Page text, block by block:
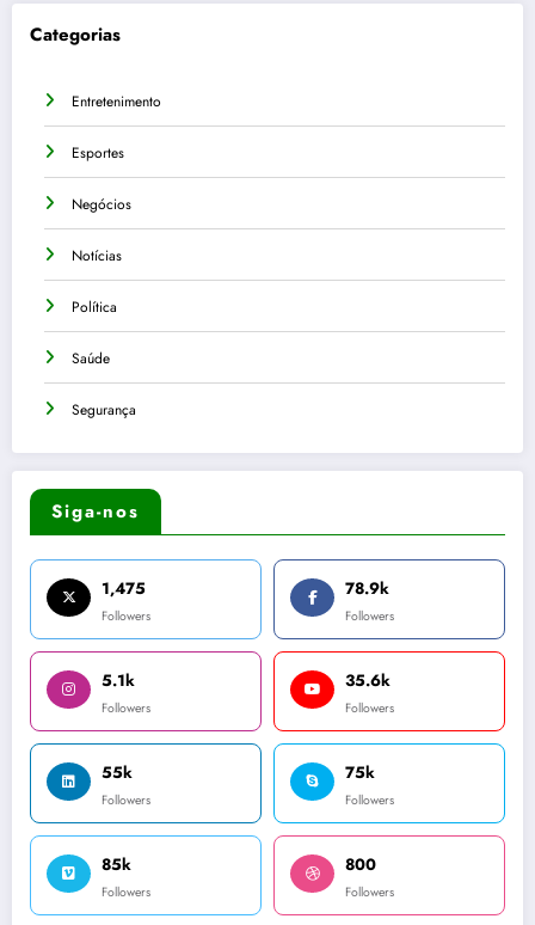
Categorias
Entretenimento
Esportes
Negócios
Notícias
Política
Saúde
Segurança
Siga-nos
1,475
Followers
78.9k
Followers
5.1k
Followers
35.6k
Followers
55k
Followers
75k
Followers
85k
Followers
800
Followers